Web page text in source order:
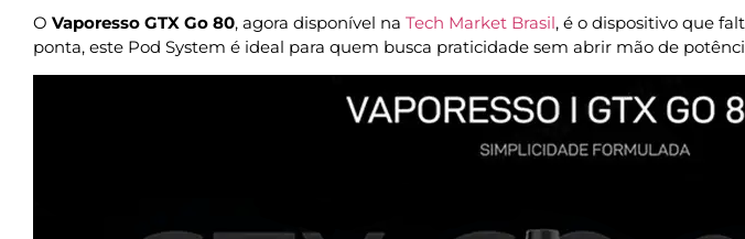
O Vaporesso GTX Go 80, agora disponível na Tech Market Brasil, é o dispositivo que
ponta, este Pod System é ideal para quem busca praticidade sem abrir mão de